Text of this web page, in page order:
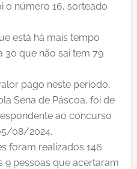
o número 16, sorteado
está há mais tempo
30 que não sai tem 79
pago neste período,
Sena de Páscoa, foi de
ao concurso
08/2024.
foram realizados 146
9 pessoas que acertaram